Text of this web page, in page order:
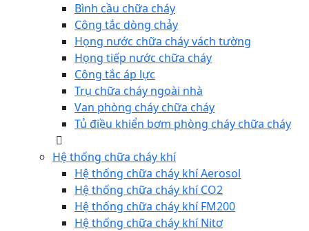
Bình cầu chữa cháy
Công tắc dòng chảy
Họng nước chữa cháy vách tường
Họng tiếp nước chữa cháy
Công tắc áp lực
Trụ chữa cháy ngoài nhà
Van phòng cháy chữa cháy
Tủ điều khiển bơm phòng cháy chữa cháy
Hệ thống chữa cháy khí
Hệ thống chữa cháy khí Aerosol
Hệ thống chữa cháy khí CO2
Hệ thống chữa cháy khí FM200
Hệ thống chữa cháy khí Nitơ